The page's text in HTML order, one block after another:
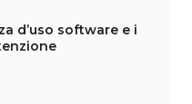
d’uso software e i